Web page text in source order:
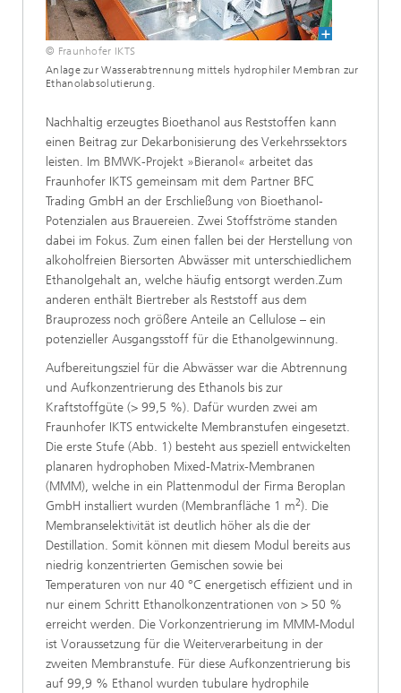
© Fraunhofer IKTS
Anlage zur Wasserabtrennung mittels hydrophiler Membran zur
Ethanolabsolutierung.
Nachhaltig erzeugtes Bioethanol aus Reststoffen kann
einen Beitrag zur Dekarbonisierung des Verkehrssektors
leisten. Im BMWK-Projekt »Bieranol« arbeitet das
Fraunhofer IKTS gemeinsam mit dem Partner BFC
Trading GmbH an der Erschließung von Bioethanol-
Potenzialen aus Brauereien. Zwei Stoffströme standen
dabei im Fokus. Zum einen fallen bei der Herstellung von
alkoholfreien Biersorten Abwässer mit unterschiedlichem
Ethanolgehalt an, welche häufig entsorgt werden.Zum
anderen enthält Biertreber als Reststoff aus dem
Brauprozess noch größere Anteile an Cellulose – ein
potenzieller Ausgangsstoff für die Ethanolgewinnung.
Aufbereitungsziel für die Abwässer war die Abtrennung
und Aufkonzentrierung des Ethanols bis zur
Kraftstoffgüte (> 99,5 %). Dafür wurden zwei am
Fraunhofer IKTS entwickelte Membranstufen eingesetzt.
Die erste Stufe (Abb. 1) besteht aus speziell entwickelten
planaren hydrophoben Mixed-Matrix-Membranen
(MMM), welche in ein Plattenmodul der Firma Beroplan
GmbH installiert wurden (Membranfläche 1 m2). Die
Membranselektivität ist deutlich höher als die der
Destillation. Somit können mit diesem Modul bereits aus
niedrig konzentrierten Gemischen sowie bei
Temperaturen von nur 40 °C energetisch effizient und in
nur einem Schritt Ethanolkonzentrationen von > 50 %
erreicht werden. Die Vorkonzentrierung im MMM-Modul
ist Voraussetzung für die Weiterverarbeitung in der
zweiten Membranstufe. Für diese Aufkonzentrierung bis
auf 99,9 % Ethanol wurden tubulare hydrophile